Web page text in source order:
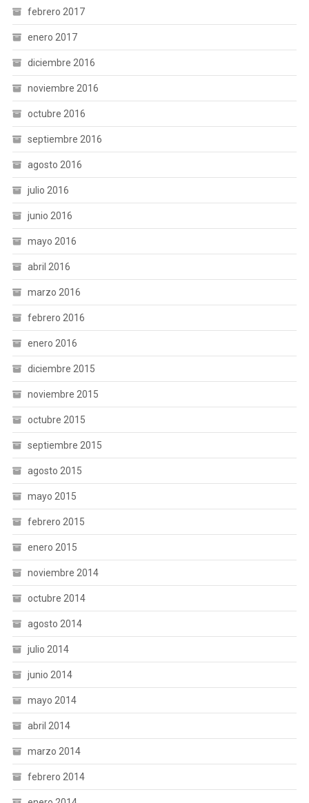
febrero 2017
enero 2017
diciembre 2016
noviembre 2016
octubre 2016
septiembre 2016
agosto 2016
julio 2016
junio 2016
mayo 2016
abril 2016
marzo 2016
febrero 2016
enero 2016
diciembre 2015
noviembre 2015
octubre 2015
septiembre 2015
agosto 2015
mayo 2015
febrero 2015
enero 2015
noviembre 2014
octubre 2014
agosto 2014
julio 2014
junio 2014
mayo 2014
abril 2014
marzo 2014
febrero 2014